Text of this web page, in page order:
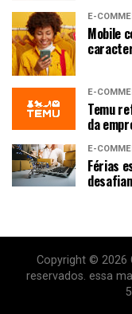
E-
Mobile
E-
Temu
da
E-
Férias
Copyright © 2026
reservados. essa